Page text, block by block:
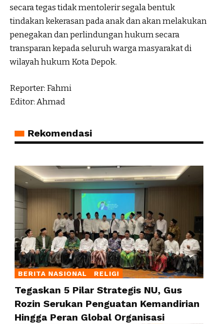
secara tegas tidak mentolerir segala bentuk
tindakan kekerasan pada anak dan akan melakukan
penegakan dan perlindungan hukum secara
transparan kepada seluruh warga masyarakat di
wilayah hukum Kota Depok.
Reporter: Fahmi
Editor: Ahmad
Rekomendasi
BERITA NASIONAL RELIGI
Tegaskan 5 Pilar Strategis NU, Gus
Rozin Serukan Penguatan Kemandirian
Hingga Peran Global Organisasi